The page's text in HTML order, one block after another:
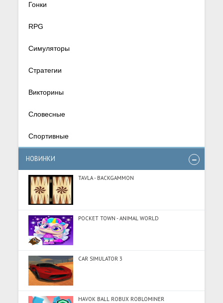
Гонки
RPG
Симуляторы
Стратегии
Викторины
Словесные
Спортивные
НОВИНКИ
TAVLA - BACKGAMMON
POCKET TOWN - ANIMAL WORLD
CAR SIMULATOR 3
HAVOK BALL ROBUX ROBLOMINER